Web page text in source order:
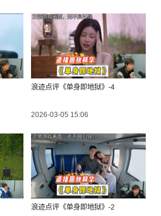
浪迹点评《单身即地狱》-4
2026-03-05 15:06
浪迹点评《单身即地狱》-2